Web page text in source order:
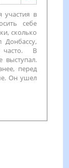
участия в
себе
сколько
Донбассу,
часто. В
выступал.
перед
Он ушел